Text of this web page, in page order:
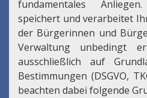
fundamentales
speichert und verarbeitet
der Bürgerinnen und
Verwaltung unbedingt
ausschließlich auf
Bestimmungen (DSGVO,
beachten dabei folgende